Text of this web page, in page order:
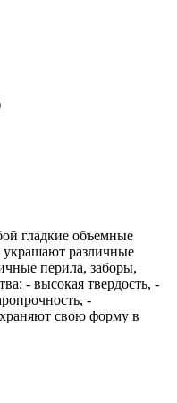
гладкие объемные
различные
перила, заборы,
- высокая твердость, -
-
свою форму в